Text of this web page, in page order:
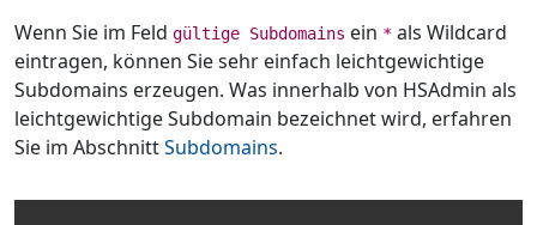
Wenn Sie im Feld gültige Subdomains ein * als Wildcard
eintragen, können Sie sehr einfach leichtgewichtige
Subdomains erzeugen. Was innerhalb von HSAdmin als
leichtgewichtige Subdomain bezeichnet wird, erfahren
Sie im AbschnittSubdomains.